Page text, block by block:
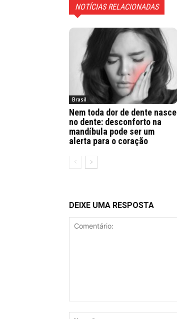
NOTÍCIAS RELACIONADAS
Brasil
Nem toda dor de dente nasce
no dente: desconforto na
mandíbula pode ser um
alerta para o coração
DEIXE UMA RESPOSTA